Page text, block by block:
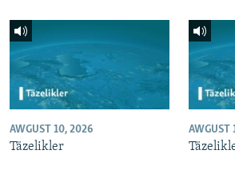
AWGUST 10, 2026
Täzelikler
AWGUST